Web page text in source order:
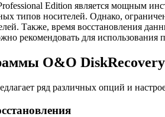
Edition является мощным
типов носителей. Однако,
Также, время восстановления
рекомендовать для
O&O
ряд различных опций и